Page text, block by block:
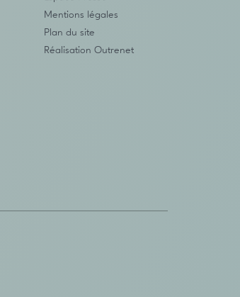
Mentions légales
Plan du site
Réalisation Outrenet